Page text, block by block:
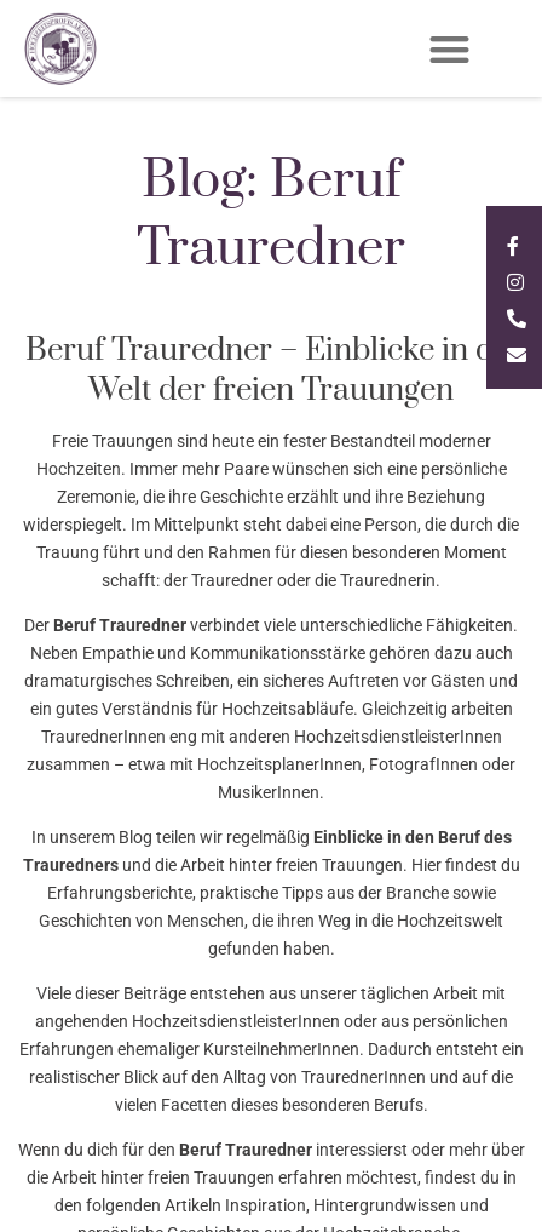
Blog: Beruf
Trauredner
Beruf Trauredner – Einblicke in die
Welt der freien Trauungen
Freie Trauungen sind heute ein fester Bestandteil moderner
Hochzeiten. Immer mehr Paare wünschen sich eine persönliche
Zeremonie, die ihre Geschichte erzählt und ihre Beziehung
widerspiegelt. Im Mittelpunkt steht dabei eine Person, die durch die
Trauung führt und den Rahmen für diesen besonderen Moment
schafft: der Trauredner oder die Traurednerin.
Der Beruf Traurednerverbindet viele unterschiedliche Fähigkeiten.
Neben Empathie und Kommunikationsstärke gehören dazu auch
dramaturgisches Schreiben, ein sicheres Auftreten vor Gästen und
ein gutes Verständnis für Hochzeitsabläufe. Gleichzeitig arbeiten
TraurednerInnen eng mit anderen HochzeitsdienstleisterInnen
zusammen – etwa mit HochzeitsplanerInnen, FotografInnen oder
MusikerInnen.
In unserem Blog teilen wir regelmäßig Einblicke in den Beruf des
Traurednersund die Arbeit hinter freien Trauungen. Hier findest du
Erfahrungsberichte, praktische Tipps aus der Branche sowie
Geschichten von Menschen, die ihren Weg in die Hochzeitswelt
gefunden haben.
Viele dieser Beiträge entstehen aus unserer täglichen Arbeit mit
angehenden HochzeitsdienstleisterInnen oder aus persönlichen
Erfahrungen ehemaliger KursteilnehmerInnen. Dadurch entsteht ein
realistischer Blick auf den Alltag von TraurednerInnen und auf die
vielen Facetten dieses besonderen Berufs.
Wenn du dich für den Beruf Traurednerinteressierst oder mehr über
die Arbeit hinter freien Trauungen erfahren möchtest, findest du in
den folgenden Artikeln Inspiration, Hintergrundwissen und